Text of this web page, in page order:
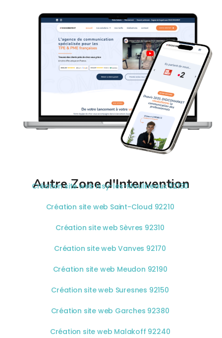
Autre Zone d'Intervention
Création site web Issy-les-Moulineaux 92130
Création site web Saint-Cloud 92210
Création site web Sèvres 92310
Création site web Vanves 92170
Création site web Meudon 92190
Création site web Suresnes 92150
Création site web Garches 92380
Création site web Malakoff 92240